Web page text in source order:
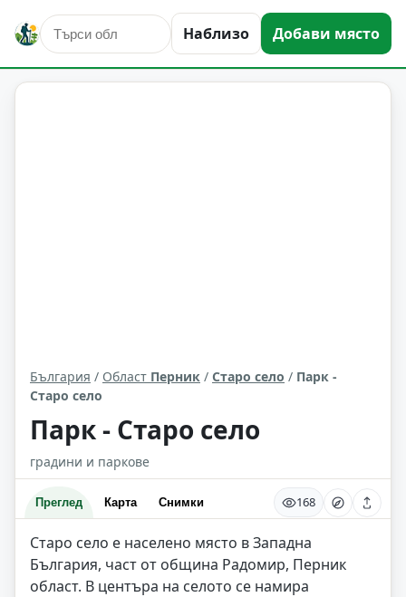
Наблизо Добави място
атракциони Старо село Област: Перник
България / Област Перник / Старо село / Парк -
Старо село
Парк - Старо село
градини и паркове
Преглед Карта Снимки 168
Старо село е населено място в Западна
България, част от община Радомир, Перник
област. В центъра на селото се намира